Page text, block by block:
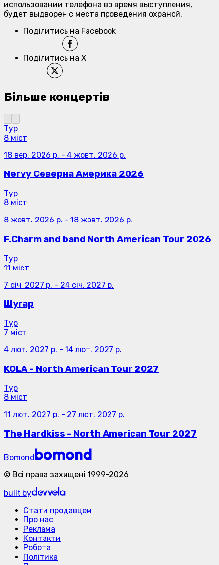
использовании телефона во время выступления,
будет выдворен с места проведения охраной.
Поділитись на Facebook
Поділитись на X
Більше концертів
Тур
8 міст
18 вер. 2026 р. - 4 жовт. 2026 р.
Nervy Северна Америка 2026
Тур
8 міст
8 жовт. 2026 р. - 18 жовт. 2026 р.
F.Charm and band North American Tour 2026
Тур
11 міст
7 січ. 2027 р. - 24 січ. 2027 р.
Шугар
Тур
7 міст
4 лют. 2027 р. - 14 лют. 2027 р.
KOLA - North American Tour 2027
Тур
8 міст
11 лют. 2027 р. - 27 лют. 2027 р.
The Hardkiss - North American Tour 2027
Bomond
© Всі права захищені 1999-2026
built by
Стати продавцем
Про нас
Реклама
Контакти
Робота
Політика